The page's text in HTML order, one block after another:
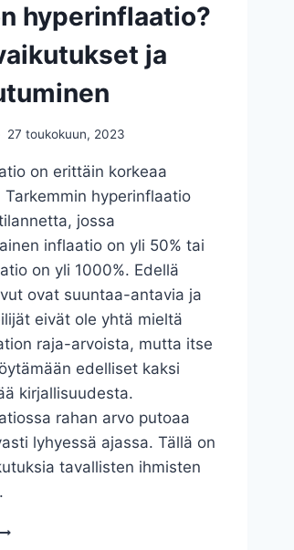
hyperinflaatio?
ja
27 toukokuun, 2023
on erittäin korkeaa
hyperinflaatio
jossa
inflaatio on yli 50% tai
on yli 1000%. Edellä
ovat suuntaa-antavia ja
eivät ole yhtä mieltä
raja-arvoista, mutta itse
edelliset kaksi
kirjallisuudesta.
rahan arvo putoaa
lyhyessä ajassa. Tällä on
tavallisten ihmisten